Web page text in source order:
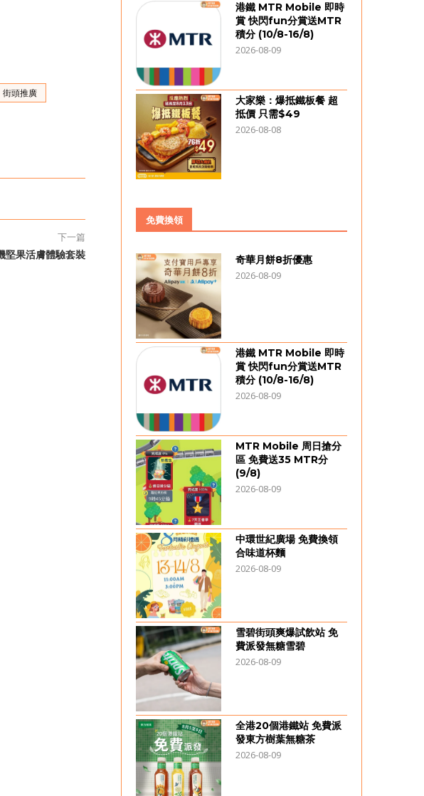
街頭推廣
下一篇
果活膚體驗套裝
港鐵 MTR Mobile 即時
賞 快閃fun分賞送MTR
積分 (10/8-16/8)
2026-08-09
大家樂：爆抵鐵板餐 超
抵價 只需$49
2026-08-08
免費換領
奇華月餅8折優惠
2026-08-09
港鐵 MTR Mobile 即時
賞 快閃fun分賞送MTR
積分 (10/8-16/8)
2026-08-09
MTR Mobile 周日搶分
區 免費送35 MTR分
(9/8)
2026-08-09
中環世紀廣場 免費換領
合味道杯麵
2026-08-09
雪碧街頭爽爆試飲站 免
費派發無糖雪碧
2026-08-09
全港20個港鐵站 免費派
發東方樹葉無糖茶
2026-08-09